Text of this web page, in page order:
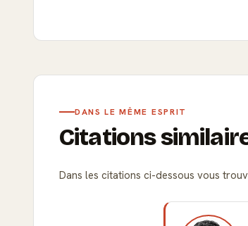
DANS LE MÊME ESPRIT
Citations
Dans les citations ci-dessous vous